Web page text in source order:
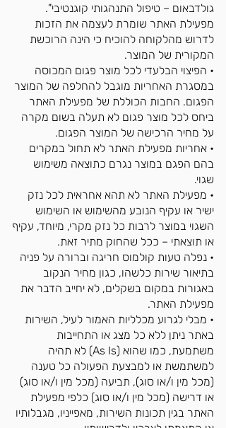
גולדבאום – טיפול התנהגותי קוגנטיבי".
מפעילת האתר שומרת לעצמה את הזכות
לדרוש מהלקוחה להוכיח כי הינה הרוכשת
המקורית של המוצר.
• הפיצוי הבלעדי לכל מוצר פגום המכוסה
במסגרת האחריות מוגבל להחלפה של המוצר
הפגום. החבות הכוללת של מפעילת האתר
ביחס לכל מוצר פגום לא תעלה בשום מקרה
על מחיר הרכישה של המוצר הפגום.
• אחריות מפעילת האתר לא תחול במקרים
בהם הפגם במוצר נגרם כתוצאה משימוש
שגוי.
• מפעילת האתר לא תהא אחראית לכל נזק
ישיר או עקיף הנובע מהשימוש או השימוש
השגוי במוצר לרבות כל נזק מקרי, מיוחד, עקיף
או תוצאתי – ככל שהחוק מתיר זאת.
• נפלה טעות קולמוס חריגה וברורה על פניה
בתיאור שירות כלשהו, כגון מחיר הנקוב
באגורות במקום בשקלים, לא יחייב הדבר את
מפעילת האתר.
• מבלי לגרוע מכלליות האמור לעיל, השירות
באתר ניתן ללא כל מצג או התחייבות
משתמעת, כמו שהוא (As Is) לא תהיה
למשתמשת או למבצעת הפעולה כל טענה
(מכל מין ו/או סוג), תביעה (מכל מין ו/או סוג)
או דרישה (מכל מין ו/או סוג) כלפי מפעילת
האתר בגין תכונות השירות, מאפייניו, מגבלותיו